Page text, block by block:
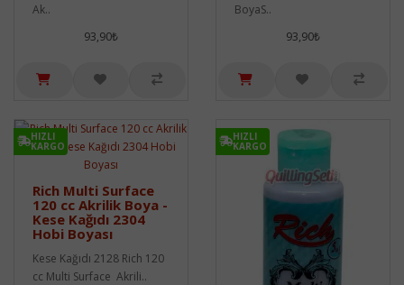
Ak..
93,90₺
BoyaS..
93,90₺
HIZLI
KARGO
Rich Multi Surface
120 cc Akrilik Boya -
Kese Kağıdı 2304
Hobi Boyası
Kese Kağıdı 2128 Rich 120
cc Multi Surface Akrili..
HIZLI
KARGO